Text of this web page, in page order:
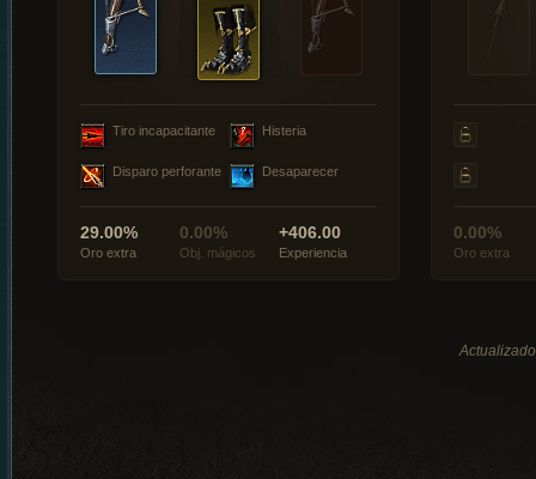
Tiro incapacitante Histeria
Disparo perforante Desaparecer
29.00%
Oro extra
0.00%
Obj. mágicos
+406.00
Experiencia
0.00%
Oro extra